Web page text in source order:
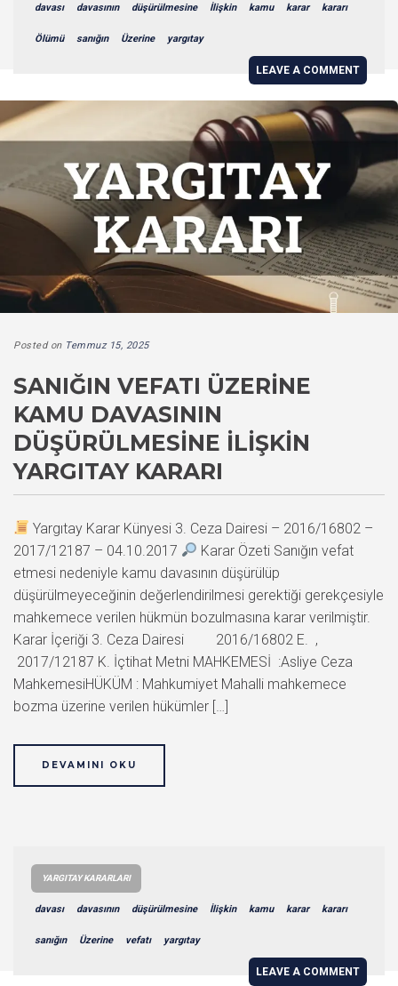
davası davasının düşürülmesine İlişkin kamu karar kararı
Ölümü sanığın Üzerine yargıtay
LEAVE A COMMENT
Posted on Temmuz 15, 2025
SANIĞIN VEFATI ÜZERINE
KAMU DAVASININ
DÜŞÜRÜLMESINE İLIŞKIN
YARGITAY KARARI
Yargıtay Karar Künyesi 3. Ceza Dairesi – 2016/16802 –
2017/12187 – 04.10.2017
Karar Özeti Sanığın vefat
etmesi nedeniyle kamu davasının düşürülüp
düşürülmeyeceğinin değerlendirilmesi gerektiği gerekçesiyle
mahkemece verilen hükmün bozulmasına karar verilmiştir.
Karar İçeriği 3. Ceza Dairesi 2016/16802 E. ,
2017/12187 K. İçtihat Metni MAHKEMESİ :Asliye Ceza
MahkemesiHÜKÜM : Mahkumiyet Mahalli mahkemece
bozma üzerine verilen hükümler […]
DEVAMINI OKU
YARGITAY KARARLARI
davası davasının düşürülmesine İlişkin kamu karar kararı
sanığın Üzerine vefatı yargıtay
LEAVE A COMMENT